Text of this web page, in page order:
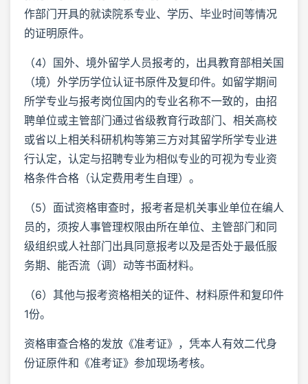
作部门开具的就读院系专业、学历、毕业时间等情况
的证明原件。
（4）国外、境外留学人员报考的，出具教育部相关国
（境）外学历学位认证书原件及复印件。如留学期间
所学专业与报考岗位国内的专业名称不一致的，由招
聘单位或主管部门通过省级教育行政部门、相关高校
或省以上相关科研机构等第三方对其留学所学专业进
行认定，认定与招聘专业为相似专业的可视为专业资
格条件合格（认定费用考生自理）。
（5）面试资格审查时，报考者是机关事业单位在编人
员的，须按人事管理权限由所在单位、主管部门和同
级组织或人社部门出具同意报考以及是否处于最低服
务期、能否流（调）动等书面材料。
（6）其他与报考资格相关的证件、材料原件和复印件
1份。
资格审查合格的发放《准考证》，凭本人有效二代身
份证原件和《准考证》参加现场考核。